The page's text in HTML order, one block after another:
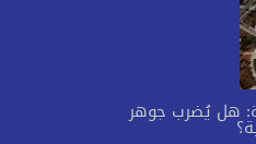
هل يُضرب جوهر